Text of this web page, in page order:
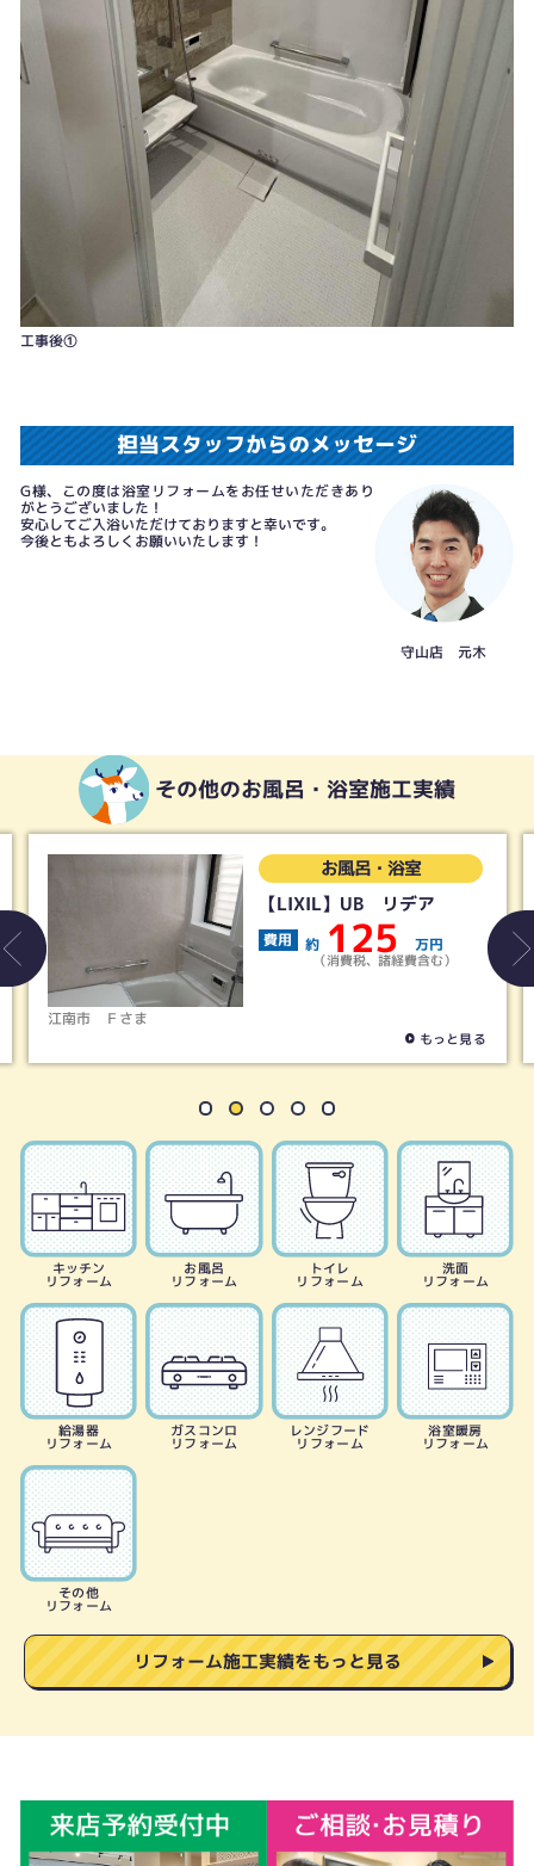
工事後①
担当スタッフからのメッセージ
G様、この度は浴室リフォームをお任せいただきあり
がとうございました！
安心してご入浴いただけておりますと幸いです。
今後ともよろしくお願いいたします！
守山店 元木
その他のお風呂・浴室施工実績
江南市 Ｆさま
お風呂・浴室
【LIXIL】UB リデア
費用 約 125 万円
（消費税、諸経費含む）
もっと見る
キッチン
リフォーム
お風呂
リフォーム
トイレ
リフォーム
洗面
リフォーム
給湯器
リフォーム
ガスコンロ
リフォーム
レンジフード
リフォーム
浴室暖房
リフォーム
その他
リフォーム
リフォーム施工実績をもっと見る